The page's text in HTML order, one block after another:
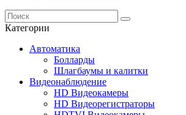
Категории
Автоматика
Болларды
Шлагбаумы и калитки
Видеонаблюдение
HD Видеокамеры
HD Видеорегистраторы